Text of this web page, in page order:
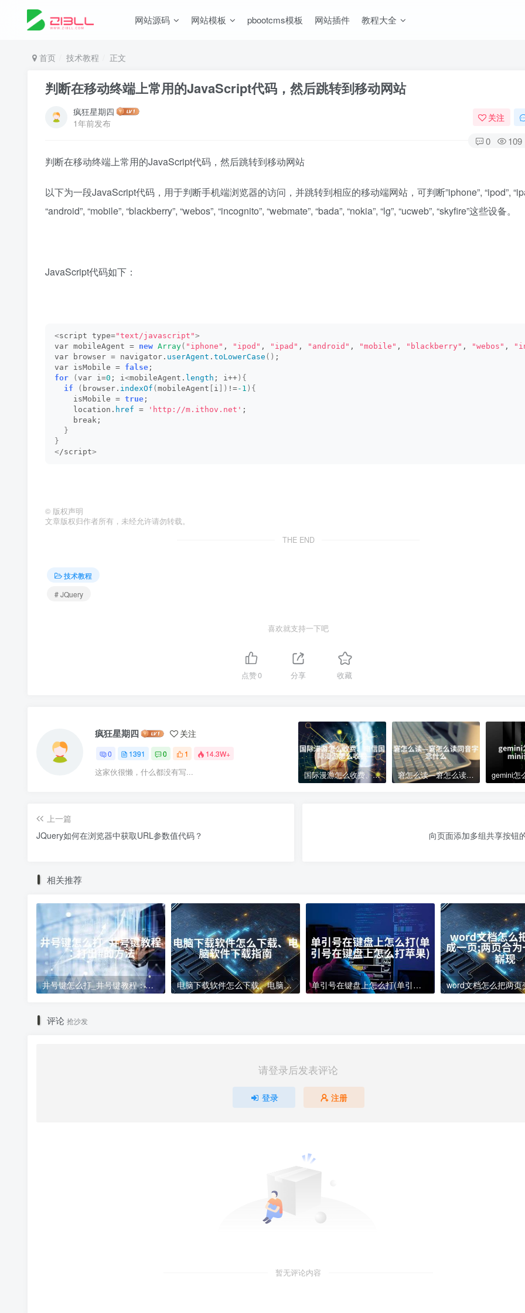
网站源码 网站模板 pbootcms模板 网站插件 教程大全
首页 技术教程 正文
判断在移动终端上常用的JavaScript代码，然后跳转到移动网站
疯狂星期四
1年前发布
关注
0 109
判断在移动终端上常用的JavaScript代码，然后跳转到移动网站
以下为一段JavaScript代码，用于判断手机端浏览器的访问，并跳转到相应的移动端网站，可判断”iphone”, “ipod”,
“android”, “mobile”, “blackberry”, “webos”, “incognito”, “webmate”, “bada”, “nokia”, “lg”, “ucweb”, “skyfire”这些设备。
JavaScript代码如下：
<script type="text/javascript">
var mobileAgent = new Array( "iphone" , "ipod" , "ipad" , "android" , "mobile" , "blackberry" , "webos" ,
var browser = navigator. userAgent . toLowerCase () ;
var isMobile = false ;
for
( var i=0 ; i<mobileAgent. length ; i++ ){
if
( browser. indexOf ( mobileAgent i ]) !=-1 ){
    isMobile =
true ;
    location.
href = 'http://m.ithov.net' ;
    break;
}
}
</script>
© 版权声明
文章版权归作者所有，未经允许请勿转载。
THE END
技术教程
# JQuery
喜欢就支持一下吧
点赞0 分享 收藏
疯狂星期四 关注
0 1391 0 1 14.3W+
这家伙很懒，什么都没有写... 国际漫游怎么收费、电信国际漫游怎么收费 窘怎么读—窘怎么读同音字念什么
上一篇
JQuery如何在浏览器中获取URL参数值代码？
向页面添加多组共享按钮
相关推荐
井号键怎么打_井号键教程：打出#的方法 电脑下载软件怎么下载、电脑软件下载指南 单引号在键盘上怎么打(单引号在键盘上怎么打苹果)
评论 抢沙发
请登录后发表评论
登录 注册
暂无评论内容